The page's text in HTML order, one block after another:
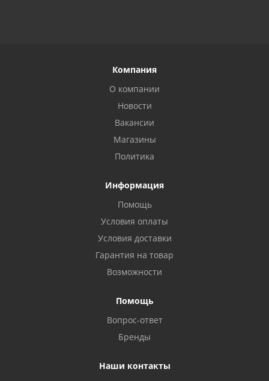
Компания
О компании
Новости
Вакансии
Магазины
Политика
Информация
Помощь
Условия оплаты
Условия доставки
Гарантия на товар
Возможности
Помощь
Вопрос-ответ
Бренды
Наши контакты